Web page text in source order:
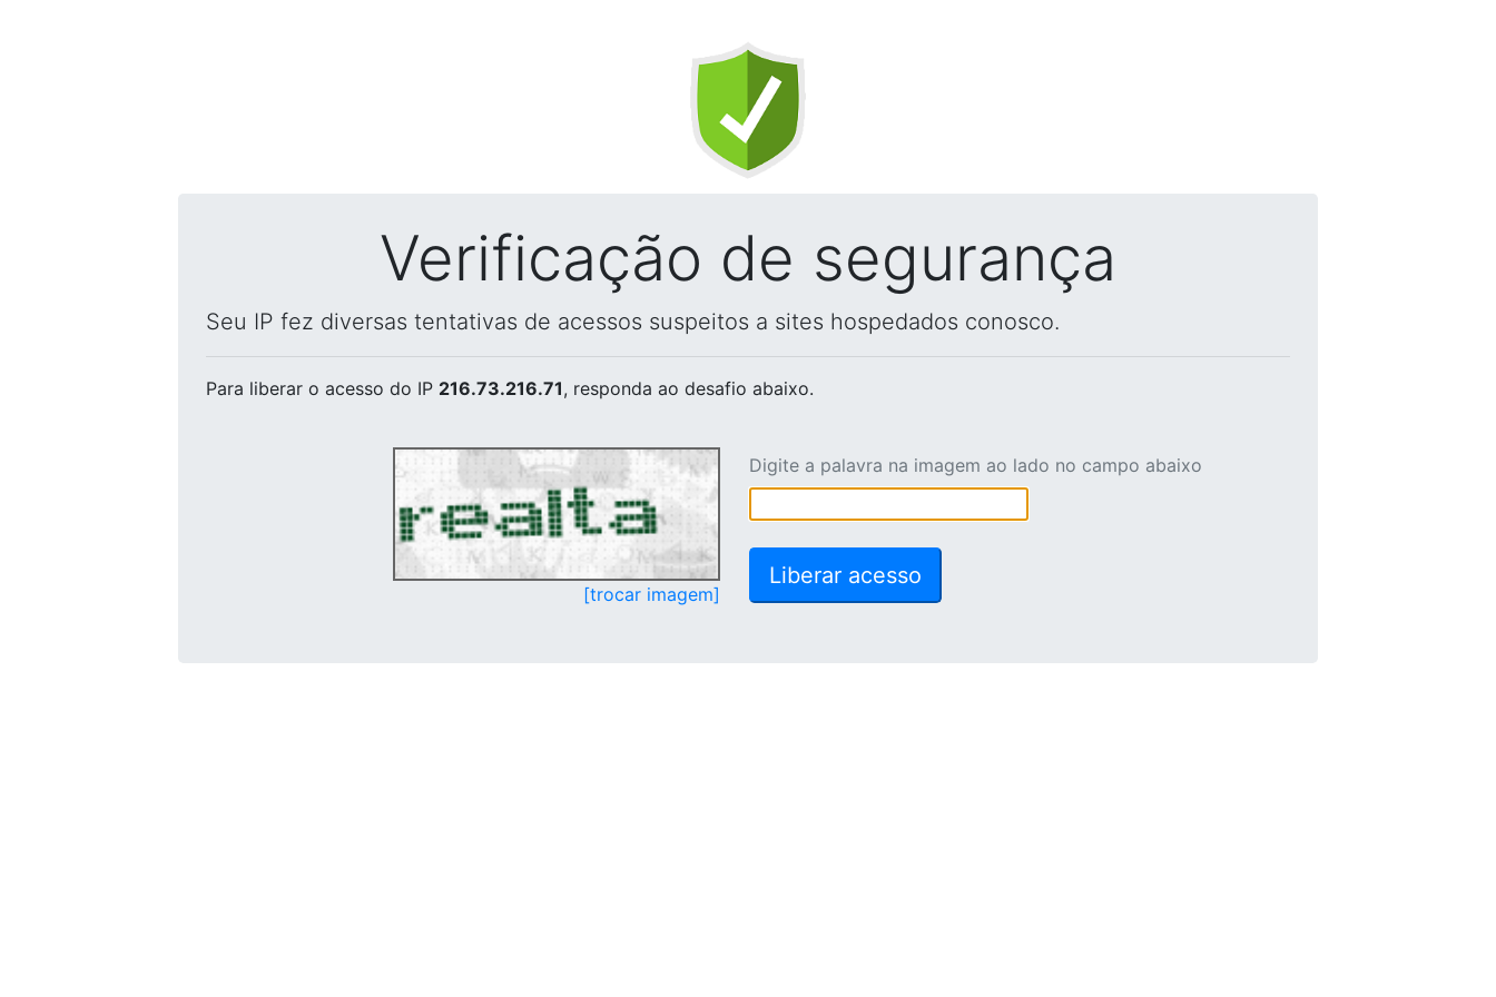
Verificação de segurança
Seu IP fez diversas tentativas de acessos suspeitos a sites hospedados conosco.
Para liberar o acesso do IP 216.73.216.71, responda ao desafio abaixo.
[trocar imagem]
Digite a palavra na imagem ao lado no campo abaixo